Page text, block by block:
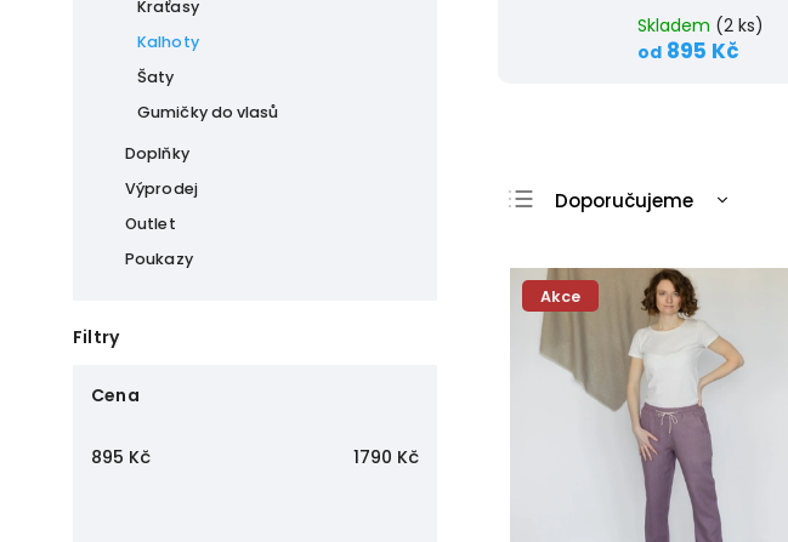
Kraťasy
Kalhoty
Šaty
Gumičky do vlasů
Doplňky
Výprodej
Outlet
Poukazy
Filtry
Cena
895 Kč 1790 Kč
Skladem (2 ks)
od 895 Kč
Doporučujeme
Nejdražší
Nejprodávanější
Abecedně
Akce